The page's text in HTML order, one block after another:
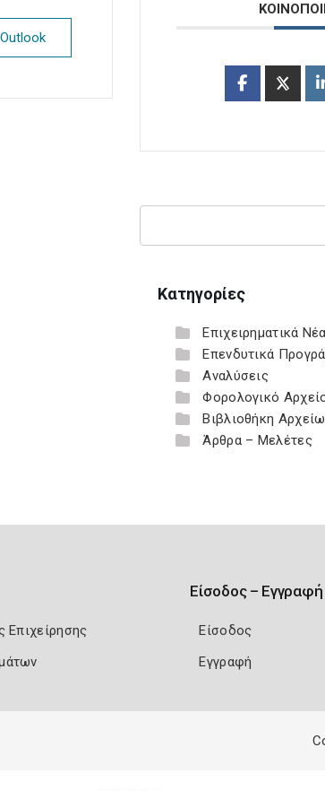
Κατηγορίες
Επιχειρηματικά
Επενδυτικά
Αναλύσεις
Φορολογικό
Βιβλιοθήκη
Άρθρα – Μελέτες
Επιχείρησης
Είσοδος – Εγγραφή
Είσοδος
Εγγραφή